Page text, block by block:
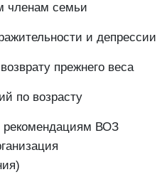
членам семьи
и депрессии
прежнего веса
по возрасту
рекомендациям ВОЗ